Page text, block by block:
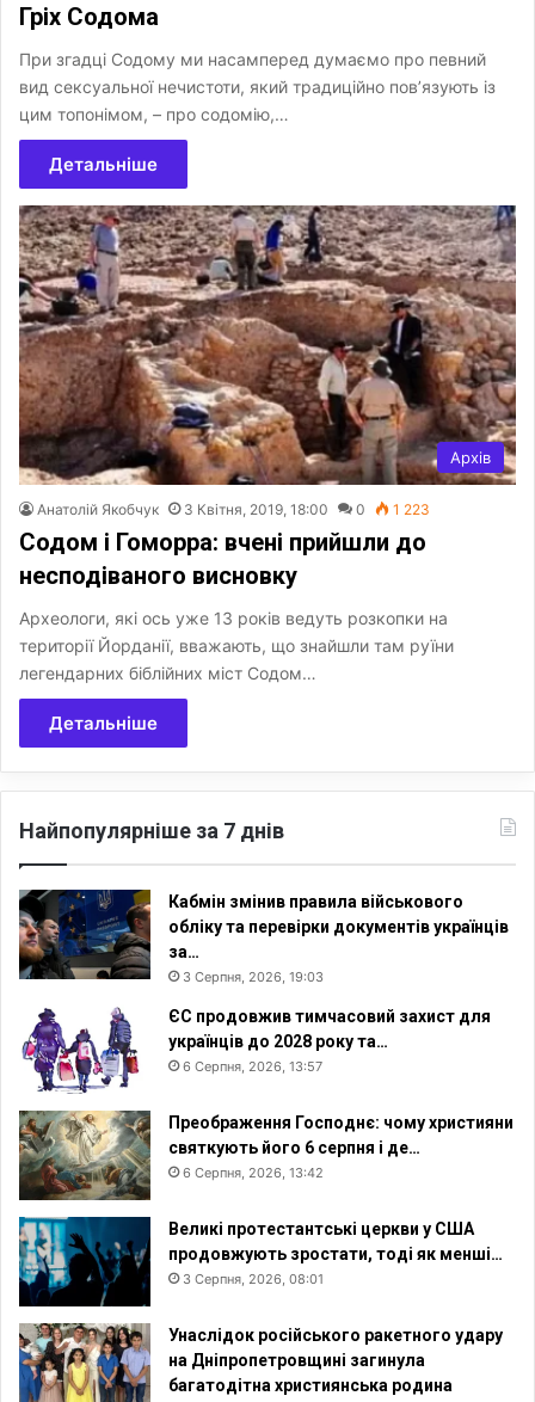
Гріх Содома
При згадці Содому ми насамперед думаємо про певний
вид сексуальної нечистоти, який традиційно пов’язують із
цим топонімом, – про содомію,…
Детальніше
Архів
Анатолій Якобчук 3 Квітня, 2019, 18:00 0 1 223
Содом і Гоморра: вчені прийшли до
несподіваного висновку
Археологи, які ось уже 13 років ведуть розкопки на
території Йорданії, вважають, що знайшли там руїни
легендарних біблійних міст Содом…
Детальніше
Найпопулярніше за 7 днів
Кабмін змінив правила військового
обліку та перевірки документів українців
за…
3 Серпня, 2026, 19:03
ЄС продовжив тимчасовий захист для
українців до 2028 року та…
6 Серпня, 2026, 13:57
Преображення Господнє: чому християни
святкують його 6 серпня і де…
6 Серпня, 2026, 13:42
Великі протестантські церкви у США
продовжують зростати, тоді як менші…
3 Серпня, 2026, 08:01
Унаслідок російського ракетного удару
на Дніпропетровщині загинула
багатодітна християнська родина